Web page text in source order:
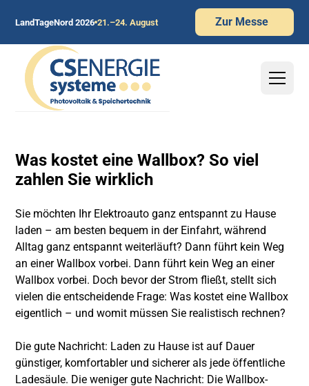
LandTageNord 2026 21.–24. August Zur Messe
Was kostet eine Wallbox? So viel
zahlen Sie wirklich
Sie möchten Ihr Elektroauto ganz entspannt zu Hause
laden – am besten bequem in der Einfahrt, während
Alltag ganz entspannt weiterläuft? Dann führt kein Weg
an einer Wallbox vorbei. Dann führt kein Weg an einer
Wallbox vorbei. Doch bevor der Strom fließt, stellt sich
vielen die entscheidende Frage: Was kostet eine Wallbox
eigentlich – und womit müssen Sie realistisch rechnen?
Die gute Nachricht: Laden zu Hause ist auf Dauer
günstiger, komfortabler und sicherer als jede öffentliche
Ladesäule. Die weniger gute Nachricht: Die Wallbox-